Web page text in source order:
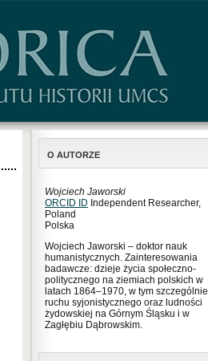
O AUTORZE
Wojciech Jaworski
ORCID ID Independent Researcher,
Poland
Polska
Wojciech Jaworski – doktor nauk
humanistycznych. Zainteresowania
badawcze: dzieje życia społeczno-
politycznego na ziemiach polskich w
latach 1864–1970, w tym szczególnie
ruchu syjonistycznego oraz ludności
żydowskiej na Górnym Śląsku i w
Zagłębiu Dąbrowskim.